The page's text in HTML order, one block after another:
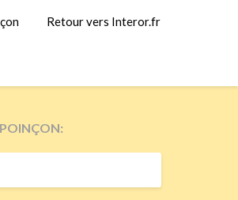
Retour vers Interor.fr